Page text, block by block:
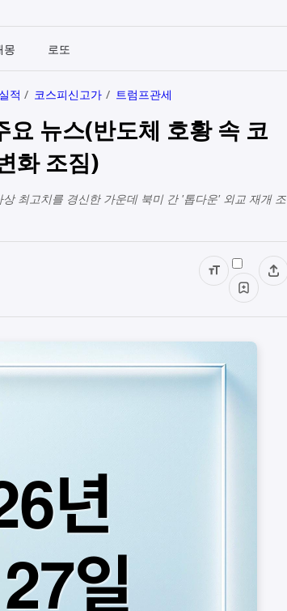
몽 로또
적 코스피신고가 트럼프관세
뉴스(반도체 호황 속 코
화 조짐)
최고치를 경신한 가운데 북미 간 '톱다운' 외교 재개 조